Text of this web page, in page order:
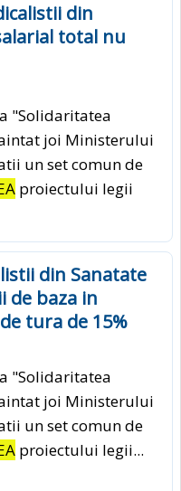
din
total nu
"Solidaritatea
joi Ministerului
un set comun de
proiectului legii
din Sanatate
de baza in
tura de 15%
"Solidaritatea
joi Ministerului
un set comun de
proiectului legii...